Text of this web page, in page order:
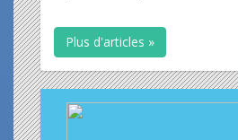
Plus d'articles »